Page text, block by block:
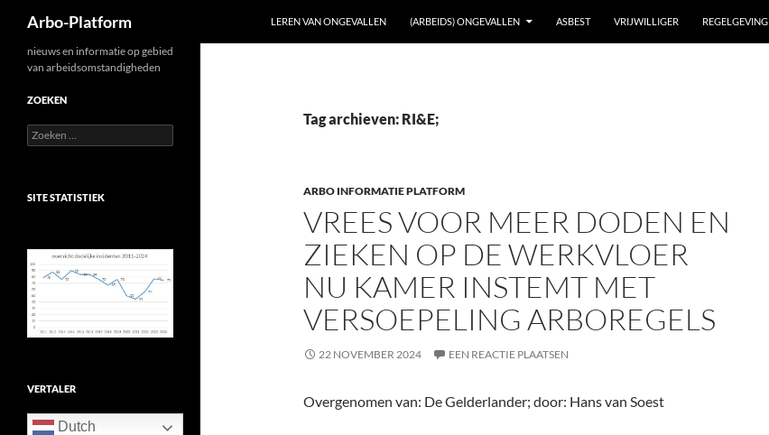
Arbo-Platform LEREN VAN ONGEVALLEN (ARBEIDS) ONGEVALLEN ASBEST VRIJWILLIGER REGELGEVING
Tag archieven: RI&E;
ARBO INFORMATIE PLATFORM
VREES VOOR MEER DODEN EN
ZIEKEN OP DE WERKVLOER
NU KAMER INSTEMT MET
VERSOEPELING ARBOREGELS
22 NOVEMBER 2024 EEN REACTIE PLAATSEN
Overgenomen van: De Gelderlander; door: Hans van Soest
nieuws en informatie op gebied
van arbeidsomstandigheden
ZOEKEN
Zoeken
naar:
SITE STATISTIEK
VERTALER
Dutch